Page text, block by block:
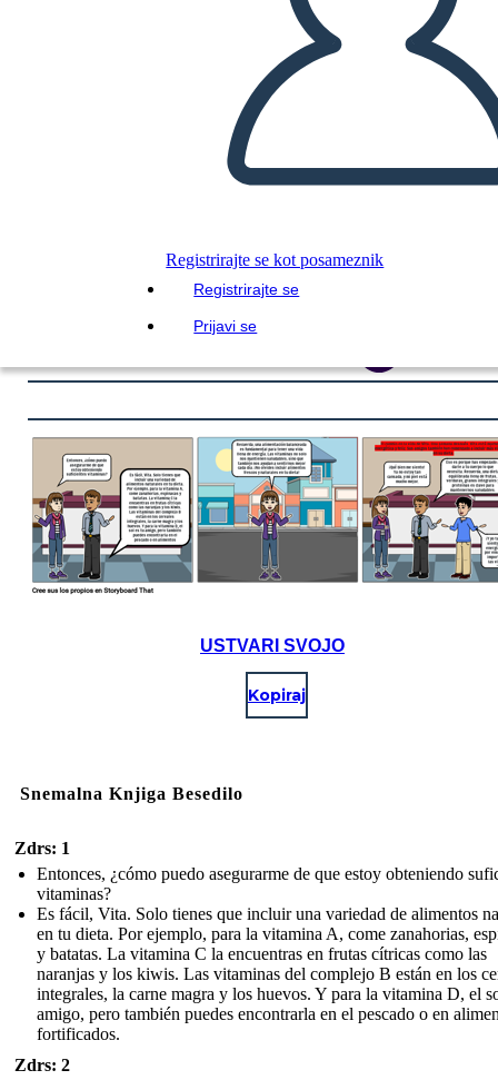
Registrirajte se kot posameznik
Registrirajte se
Prijavi se
USTVARI SVOJO
Kopiraj
Snemalna Knjiga Besedilo
Zdrs: 1
Entonces, ¿cómo puedo asegurarme de que estoy obteniendo
vitaminas?
Es fácil, Vita. Solo tienes que incluir una variedad de alimentos
en tu dieta. Por ejemplo, para la vitamina A, come zanahorias,
y batatas. La vitamina C la encuentras en frutas cítricas como las
naranjas y los kiwis. Las vitaminas del complejo B están en los
integrales, la carne magra y los huevos. Y para la vitamina D, el
amigo, pero también puedes encontrarla en el pescado o en
fortificados.
Zdrs: 2